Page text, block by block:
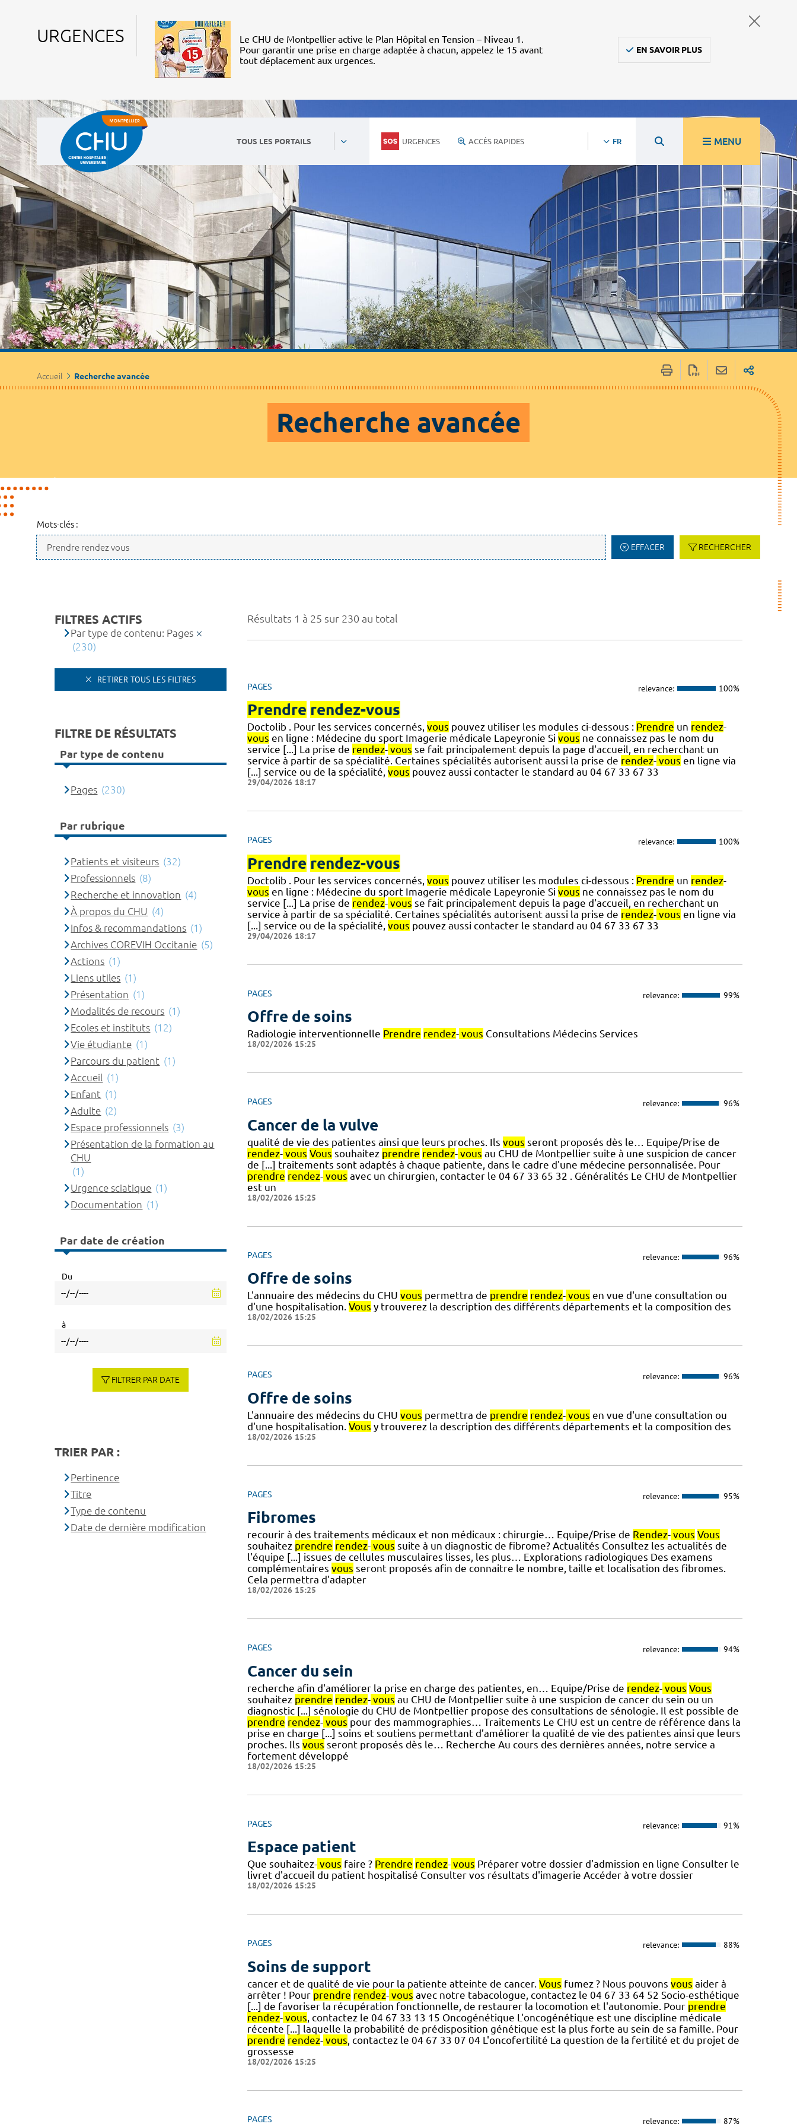
URGENCES
Le CHU de Montpellier active le Plan Hôpital en Tension – Niveau 1.
Pour garantir une prise en charge adaptée à chacun, appelez le 15 avant
tout déplacement aux urgences.
EN SAVOIR PLUS
TOUS LES PORTAILS URGENCES ACCÈS RAPIDES FR MENU
Accueil Recherche avancée
Recherche avancée
Mots-clés :
EFFACER RECHERCHER
Résultats 1 à 25 sur 230 au total
PAGES relevance: 100%
Prendre rendez-vous
Doctolib . Pour les services concernés, vous pouvez utiliser les modules ci-dessous : Prendre un rendez-
vous en ligne : Médecine du sport Imagerie médicale Lapeyronie Si vous ne connaissez pas le nom du
service [...] La prise de rendez- vous se fait principalement depuis la page d'accueil, en recherchant un
service à partir de sa spécialité. Certaines spécialités autorisent aussi la prise de rendez- vous en ligne via
[...] service ou de la spécialité, vous pouvez aussi contacter le standard au 04 67 33 67 33
29/04/2026 18:17
PAGES relevance: 100%
Prendre rendez-vous
Doctolib . Pour les services concernés, vous pouvez utiliser les modules ci-dessous : Prendre un rendez-
vous en ligne : Médecine du sport Imagerie médicale Lapeyronie Si vous ne connaissez pas le nom du
service [...] La prise de rendez- vous se fait principalement depuis la page d'accueil, en recherchant un
service à partir de sa spécialité. Certaines spécialités autorisent aussi la prise de rendez- vous en ligne via
[...] service ou de la spécialité, vous pouvez aussi contacter le standard au 04 67 33 67 33
29/04/2026 18:17
PAGES relevance: 99%
Offre de soins
Radiologie interventionnelle Prendre rendez- vous Consultations Médecins Services
18/02/2026 15:25
PAGES relevance: 96%
Cancer de la vulve
qualité de vie des patientes ainsi que leurs proches. Ils vous seront proposés dès le… Equipe/Prise de
rendez- vous Vous souhaitez prendre rendez- vous au CHU de Montpellier suite à une suspicion de cancer
de [...] traitements sont adaptés à chaque patiente, dans le cadre d'une médecine personnalisée. Pour
prendre rendez- vous avec un chirurgien, contacter le 04 67 33 65 32 . Généralités Le CHU de Montpellier
est un
18/02/2026 15:25
PAGES relevance: 96%
Offre de soins
L'annuaire des médecins du CHU vous permettra de prendre rendez- vous en vue d'une consultation ou
d'une hospitalisation. Vous y trouverez la description des différents départements et la composition des
18/02/2026 15:25
PAGES relevance: 96%
Offre de soins
L'annuaire des médecins du CHU vous permettra de prendre rendez- vous en vue d'une consultation ou
d'une hospitalisation. Vous y trouverez la description des différents départements et la composition des
18/02/2026 15:25
PAGES relevance: 95%
Fibromes
recourir à des traitements médicaux et non médicaux : chirurgie… Equipe/Prise de Rendez- vous Vous
souhaitez prendre rendez- vous suite à un diagnostic de fibrome? Actualités Consultez les actualités de
l'équipe [...] issues de cellules musculaires lisses, les plus… Explorations radiologiques Des examens
complémentaires vous seront proposés afin de connaitre le nombre, taille et localisation des fibromes.
Cela permettra d'adapter
18/02/2026 15:25
PAGES relevance: 94%
Cancer du sein
recherche afin d'améliorer la prise en charge des patientes, en… Equipe/Prise de rendez- vous Vous
souhaitez prendre rendez- vous au CHU de Montpellier suite à une suspicion de cancer du sein ou un
diagnostic [...] sénologie du CHU de Montpellier propose des consultations de sénologie. Il est possible de
prendre rendez- vous pour des mammographies… Traitements Le CHU est un centre de référence dans la
prise en charge [...] soins et soutiens permettant d’améliorer la qualité de vie des patientes ainsi que leurs
proches. Ils vous seront proposés dès le… Recherche Au cours des dernières années, notre service a
fortement développé
18/02/2026 15:25
PAGES relevance: 91%
Espace patient
Que souhaitez- vous faire ? Prendre rendez- vous Préparer votre dossier d'admission en ligne Consulter le
livret d'accueil du patient hospitalisé Consulter vos résultats d'imagerie Accéder à votre dossier
18/02/2026 15:25
PAGES relevance: 88%
Soins de support
cancer et de qualité de vie pour la patiente atteinte de cancer. Vous fumez ? Nous pouvons vous aider à
arrêter ! Pour prendre rendez- vous avec notre tabacologue, contactez le 04 67 33 64 52 Socio-esthétique
[...] de favoriser la récupération fonctionnelle, de restaurer la locomotion et l'autonomie. Pour prendre
rendez- vous, contactez le 04 67 33 13 15 Oncogénétique L'oncogénétique est une discipline médicale
récente [...] laquelle la probabilité de prédisposition génétique est la plus forte au sein de sa famille. Pour
prendre rendez- vous, contactez le 04 67 33 07 04 L'oncofertilité La question de la fertilité et du projet de
grossesse
18/02/2026 15:25
PAGES relevance: 87%
FILTRES ACTIFS
Par type de contenu: Pages
(230)
RETIRER TOUS LES FILTRES
FILTRE DE RÉSULTATS
Par type de contenu
Pages (230)
Par rubrique
Patients et visiteurs (32)
Professionnels (8)
Recherche et innovation (4)
À propos du CHU (4)
Infos & recommandations (1)
Archives COREVIH Occitanie (5)
Actions (1)
Liens utiles (1)
Présentation (1)
Modalités de recours (1)
Ecoles et instituts (12)
Vie étudiante (1)
Parcours du patient (1)
Accueil (1)
Enfant (1)
Adulte (2)
Espace professionnels (3)
Présentation de la formation au
CHU
(1)
Urgence sciatique (1)
Documentation (1)
Par date de création
Du
à
FILTRER PAR DATE
TRIER PAR :
Pertinence
Titre
Type de contenu
Date de dernière modification